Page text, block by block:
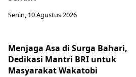
Senin, 10 Agustus 2026
Menjaga Asa di Surga Bahari,
Dedikasi Mantri BRI untuk
Masyarakat Wakatobi